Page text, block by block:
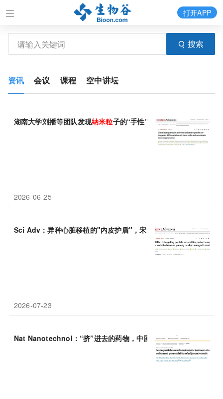
搜索
打开APP
资讯 会议 课程 空中讲坛
湖南大学刘播等团队发现纳米粒子的“手性”决定干细胞命运与骨再
2026-06-25
Sci Adv：异种心脏移植的"内皮护盾"，宋江平团队发现VCAM-1
2026-07-23
Nat Nanotechnol：“挤”进去的药物，中国科学技术大学王育才